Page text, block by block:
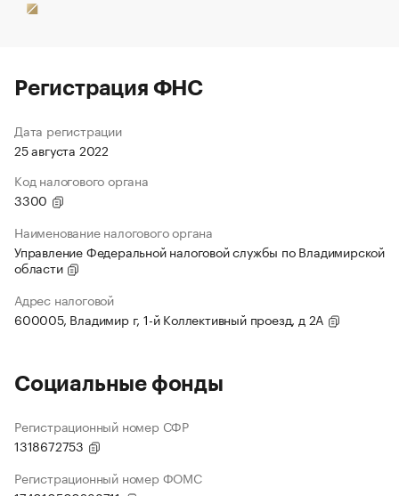
Регистрация ФНС
Дата регистрации
25 августа 2022
Код налогового органа
3300
Наименование налогового органа
Управление Федеральной налоговой службы по Владимирской
области
Адрес налоговой
600005, Владимир г, 1-й Коллективный проезд, д 2А
Социальные фонды
Регистрационный номер СФР
1318672753
Регистрационный номер ФОМС